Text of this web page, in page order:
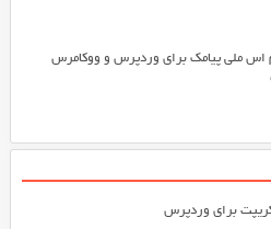
اس ملی پیامک برای وردپرس و ووکامرس
برای وردپرس